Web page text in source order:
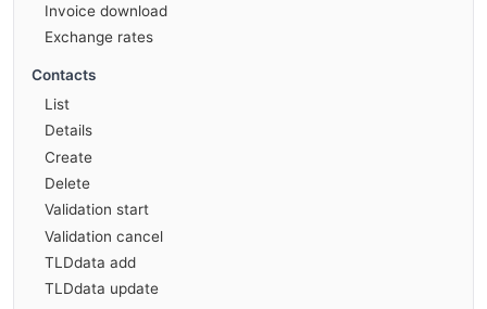
Invoice download
Exchange rates
Contacts
List
Details
Create
Delete
Validation start
Validation cancel
TLDdata add
TLDdata update